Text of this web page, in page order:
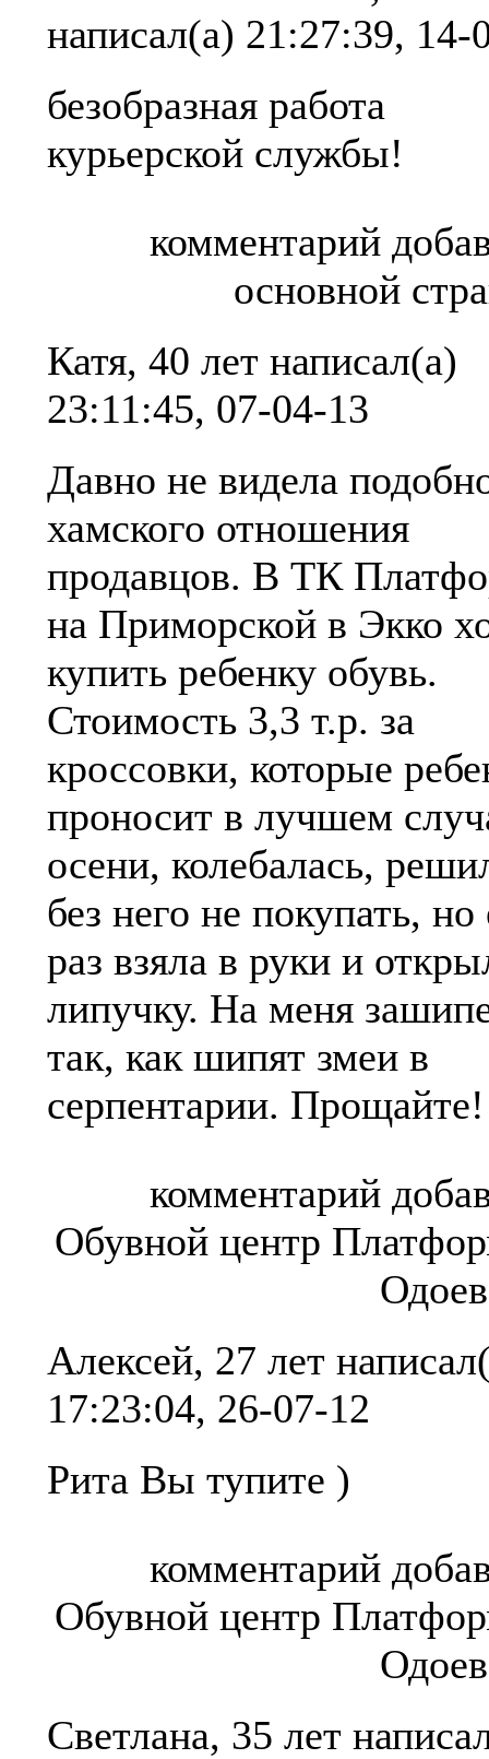
написал(а) 21:27:39, 14-
безобразная работа
курьерской службы!
комментарий
основной
Катя, 40 лет написал(а)
23:11:45, 07-04-13
Давно не видела
хамского отношения
продавцов. В ТК
на Приморской в Экко
купить ребенку обувь.
Стоимость 3,3 т.р. за
кроссовки, которые
проносит в лучшем
осени, колебалась,
без него не покупать,
раз взяла в руки и
липучку. На меня
так, как шипят змеи в
серпентарии. Прощайте!
комментарий
Обувной центр
Алексей, 27 лет
17:23:04, 26-07-12
Рита Вы тупите )
комментарий
Обувной центр
Светлана, 35 лет